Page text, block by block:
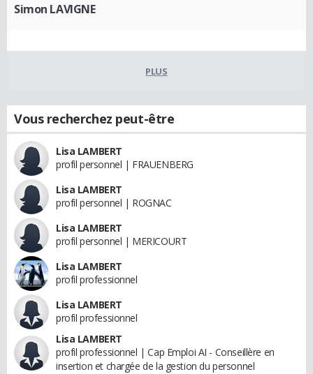
Simon LAVIGNE
PLUS
Vous recherchez peut-être
Lisa LAMBERT
profil personnel | FRAUENBERG
Lisa LAMBERT
profil personnel | ROGNAC
Lisa LAMBERT
profil personnel | MERICOURT
Lisa LAMBERT
profil professionnel
Lisa LAMBERT
profil professionnel
Lisa LAMBERT
profil professionnel | Cap Emploi AI - Conseillère en
insertion et chargée de la gestion du personnel